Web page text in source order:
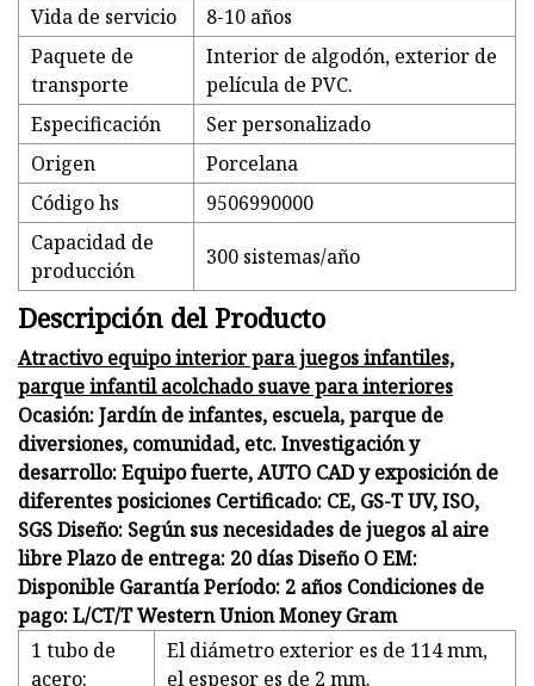
Vida de servicio
8-10 años
Paquete de
transporte
Interior de algodón, exterior de
película de PVC.
Especificación
Ser personalizado
Origen
Porcelana
Código hs
9506990000
Capacidad de
producción
300 sistemas/año
Descripción del Producto
Atractivo equipo interior para juegos infantiles,
parque infantil acolchado suave para interiores
Ocasión: Jardín de infantes, escuela, parque de
diversiones, comunidad, etc. Investigación y
desarrollo: Equipo fuerte, AUTO CAD y exposición de
diferentes posiciones Certificado: CE, GS-T UV, ISO,
SGS Diseño: Según sus necesidades de juegos al aire
libre Plazo de entrega: 20 días Diseño O EM:
Disponible Garantía Período: 2 años Condiciones de
pago: L/CT/T Western Union Money Gram
1 tubo de
acero:
El diámetro exterior es de 114 mm,
el espesor es de 2 mm.